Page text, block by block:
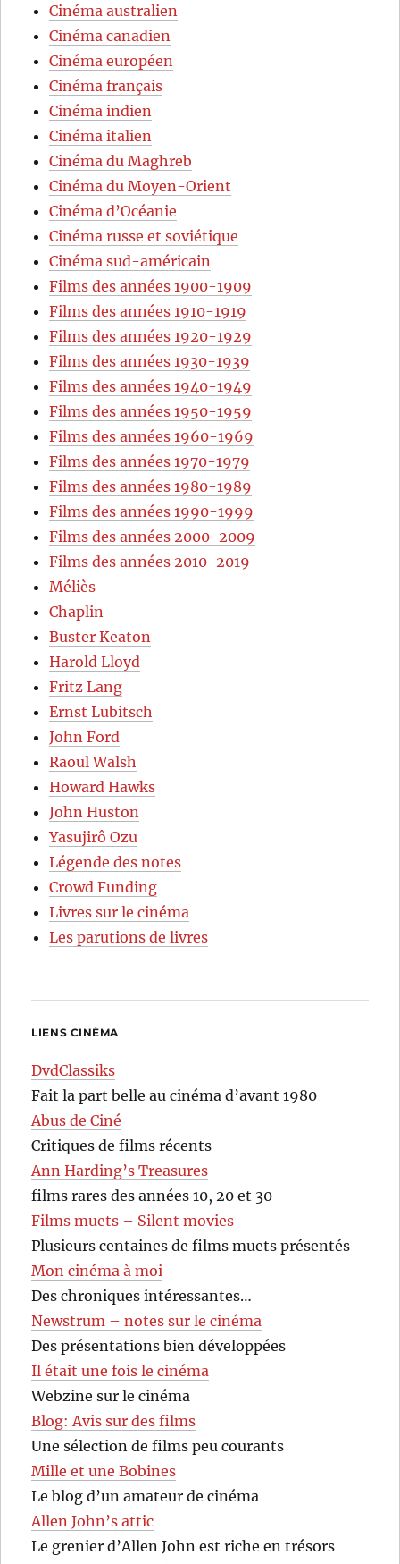
Cinéma australien
Cinéma canadien
Cinéma européen
Cinéma français
Cinéma indien
Cinéma italien
Cinéma du Maghreb
Cinéma du Moyen-Orient
Cinéma d’Océanie
Cinéma russe et soviétique
Cinéma sud-américain
Films des années 1900-1909
Films des années 1910-1919
Films des années 1920-1929
Films des années 1930-1939
Films des années 1940-1949
Films des années 1950-1959
Films des années 1960-1969
Films des années 1970-1979
Films des années 1980-1989
Films des années 1990-1999
Films des années 2000-2009
Films des années 2010-2019
Méliès
Chaplin
Buster Keaton
Harold Lloyd
Fritz Lang
Ernst Lubitsch
John Ford
Raoul Walsh
Howard Hawks
John Huston
Yasujirô Ozu
Légende des notes
Crowd Funding
Livres sur le cinéma
Les parutions de livres
LIENS CINÉMA
DvdClassiks
Fait la part belle au cinéma d’avant 1980
Abus de Ciné
Critiques de films récents
Ann Harding’s Treasures
films rares des années 10, 20 et 30
Films muets – Silent movies
Plusieurs centaines de films muets présentés
Mon cinéma à moi
Des chroniques intéressantes…
Newstrum – notes sur le cinéma
Des présentations bien développées
Il était une fois le cinéma
Webzine sur le cinéma
Blog: Avis sur des films
Une sélection de films peu courants
Mille et une Bobines
Le blog d’un amateur de cinéma
Allen John’s attic
Le grenier d’Allen John est riche en trésors